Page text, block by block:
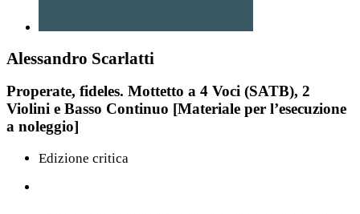
Alessandro Scarlatti
Properate, fideles. Mottetto a 4 Voci (SATB), 2
Violini e Basso Continuo [Materiale per l’esecuzione
a noleggio]
Edizione critica